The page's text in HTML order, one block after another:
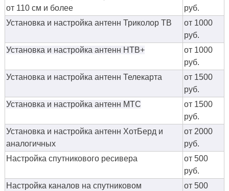
от 110 см и более
руб.
Установка и настройка антенн Триколор ТВ
от 1000
руб.
Установка и настройка антенн НТВ+
от 1000
руб.
Установка и настройка антенн Телекарта
от 1500
руб.
Установка и настройка антенн МТС
от 1500
руб.
Установка и настройка антенн ХотБерд и
аналогичных
от 2000
руб.
Настройка спутникового ресивера
от 500
руб.
Настройка каналов на спутниковом
от 500